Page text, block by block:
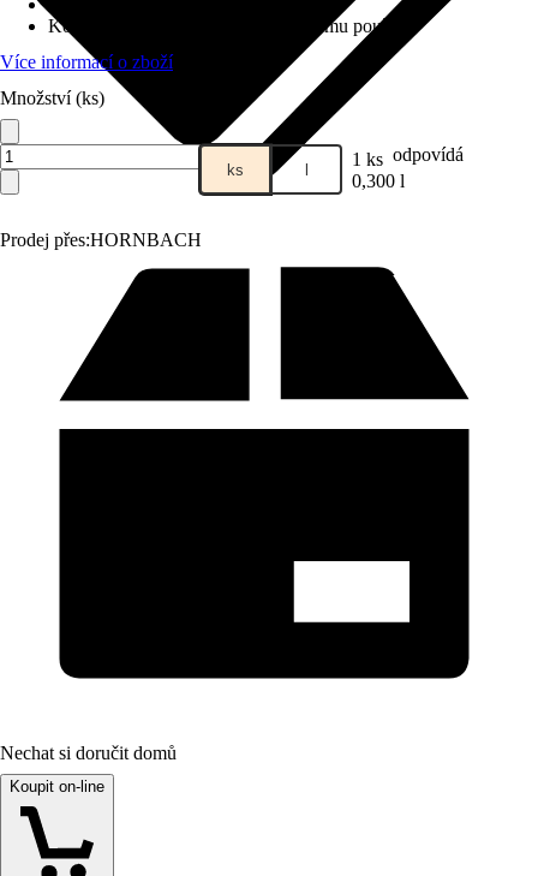
Prodej přes:HORNBACH
Koncentrace
Připraveno k okamžitému použití
Více informací o zboží
Množství (ks)
ks l 1 ks odpovídá
0,300 l
Nechat si doručit domů
Koupit on-line